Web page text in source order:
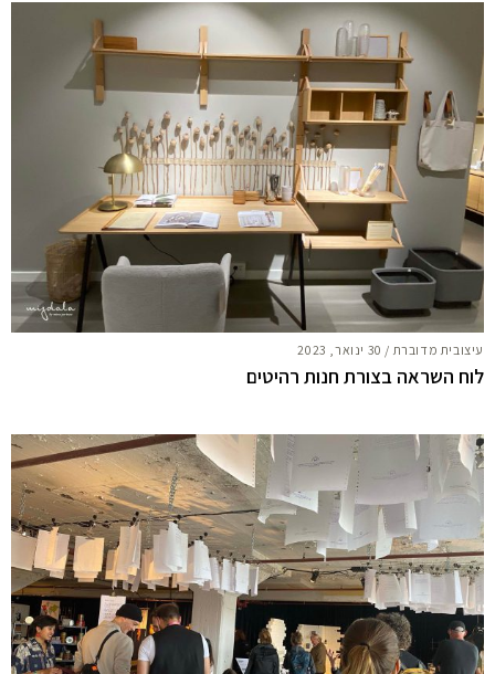
עיצובית מדוברת / 30 ינואר, 2023
לוח השראה בצורת חנות רהיטים